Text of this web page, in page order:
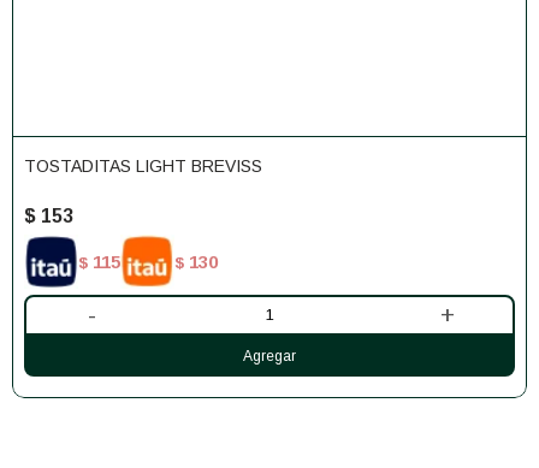
TOSTADITAS LIGHT BREVISS
$ 153
$ 115 $ 130
- +